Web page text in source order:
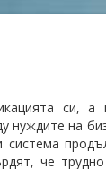
си,
на
че